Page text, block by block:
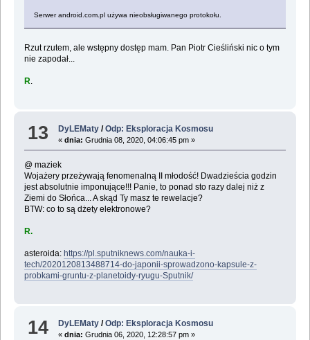
Serwer android.com.pl używa nieobsługiwanego protokołu.
Rzut rzutem, ale wstępny dostęp mam. Pan Piotr Cieśliński nic o tym
nie zapodał...
R
13 DyLEMaty /Odp: Eksploracja Kosmosu
«dnia: Grudnia 08, 2020, 04:06:45 pm »
@ maziek
Wojażery przeżywają fenomenalną II młodość! Dwadzieścia godzin
jest absolutnie imponujące!!! Panie, to ponad sto razy dalej niż z
Ziemi do Słońca... A skąd Ty masz te rewelacje?
BTW: co to są dżety elektronowe?
R.
asteroida: https://pl.sputniknews.com/nauka-i-
tech/2020120813488714-do-japonii-sprowadzono-kapsule-z-
probkami-gruntu-z-planetoidy-ryugu-Sputnik/
14 DyLEMaty /Odp: Eksploracja Kosmosu
«dnia: Grudnia 06, 2020, 12:28:57 pm »